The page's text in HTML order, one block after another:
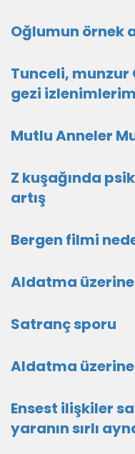
Oğlumun örnek
Tunceli, munzur
gezi izlenimlerim
Mutlu Anneler
Z kuşağında
artış
Bergen filmi
Aldatma
Satranç sporu
Aldatma
Ensest ilişkiler
yaranın sırlı